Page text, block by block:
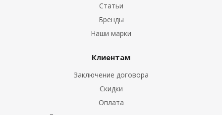
Статьи
Бренды
Наши марки
Клиентам
Заключение договора
Скидки
Оплата